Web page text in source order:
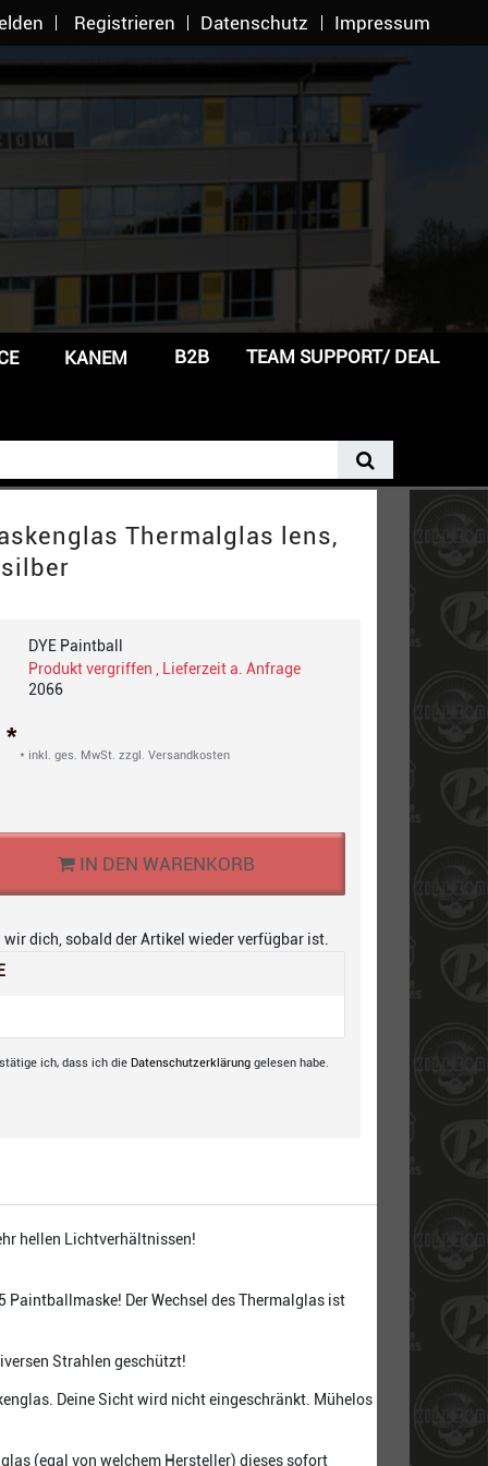
Registrieren Datenschutz Impressum
KANEM B2B TEAM SUPPORT/ DEAL
Thermalglas lens,
DYE Paintball
Produkt vergriffen , Lieferzeit a. Anfrage
2066
*
* inkl. ges. MwSt. zzgl. Versandkosten
IN DEN WARENKORB
wir dich, sobald der Artikel wieder verfügbar ist.
ich, dass ich die Daten­schutz­erklärunggelesen habe.
hellen Lichtverhältnissen!
Paintballmaske! Der Wechsel des Thermalglas ist
Strahlen geschützt!
Deine Sicht wird nicht eingeschränkt. Mühelos
(egal von welchem Hersteller) dieses sofort